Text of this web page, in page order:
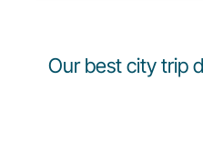
Our best city trip